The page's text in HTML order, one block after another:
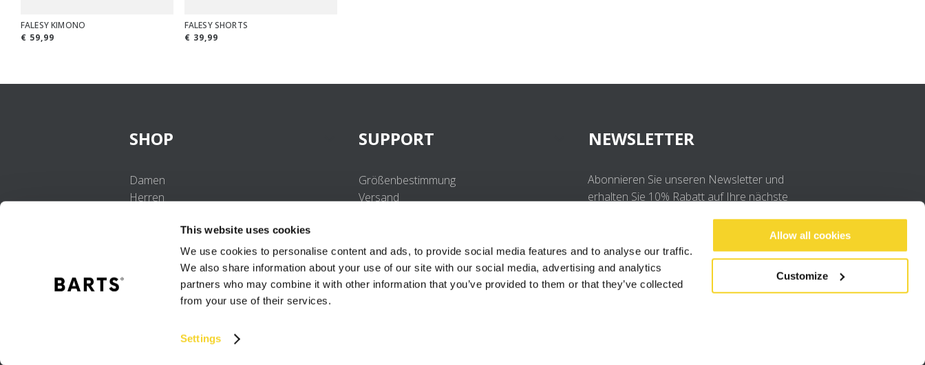
This website uses cookies
We use cookies to personalise content and ads, to provide social media features and to analyse our traffic.
We also share information about your use of our site with our social media, advertising and analytics
partners who may combine it with other information that you’ve provided to them or that they’ve collected
from your use of their services.
Settings
Allow all cookies
Customize
FALESY KIMONO
€ 59,99
FALESY SHORTS
€ 39,99
SHOP
Damen
Herren
SUPPORT
Größenbestimmung
Versand
Kontakt
UV-Schutzstandard
B2B Portal Login
NEWSLETTER
Abonnieren Sie unseren Newsletter und
erhalten Sie 10% Rabatt auf Ihre nächste
OK
Ich stimme derDatenschutzerklärung.